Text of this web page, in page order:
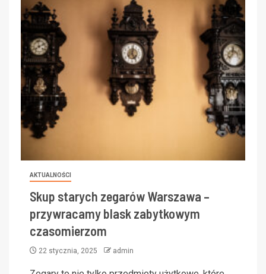
AKTUALNOŚCI
Skup starych zegarów Warszawa –
przywracamy blask zabytkowym
czasomierzom
22 stycznia, 2025 admin